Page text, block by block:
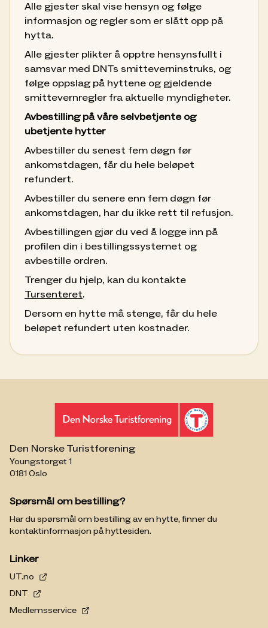
Alle gjester skal vise hensyn og følge
informasjon og regler som er slått opp på
hytta.
Alle gjester plikter å opptre hensynsfullt i
samsvar med DNTs smitteverninstruks, og
følge oppslag på hyttene og gjeldende
smittevernregler fra aktuelle myndigheter.
Avbestilling på våre selvbetjente og
ubetjente hytter
Avbestiller du senest fem døgn før
ankomstdagen, får du hele beløpet
refundert.
Avbestiller du senere enn fem døgn før
ankomstdagen, har du ikke rett til refusjon.
Avbestillingen gjør du ved å logge inn på
profilen din i bestillingssystemet og
avbestille ordren.
Trenger du hjelp, kan du kontakte
Tursenteret.
Dersom en hytte må stenge, får du hele
beløpet refundert uten kostnader.
Den Norske Turistforening
Youngstorget 1
0181 Oslo
Spørsmål om bestilling?
Har du spørsmål om bestilling av en hytte, finner du
kontaktinformasjon på hyttesiden.
Linker
UT.no
DNT
Medlemsservice